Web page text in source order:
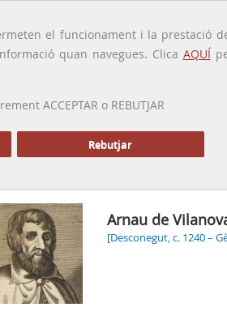
el funcionament i la prestació
quan navegues. Clica AQUÍ
ACCEPTAR o REBUTJAR
Rebutjar
PRESENTACIÓ GALERIA
Arnau de
[Desconegut, c. 1240 –